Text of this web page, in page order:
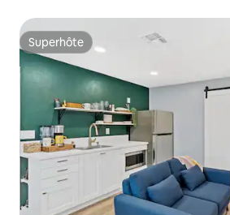
Superhôte
Superhôte